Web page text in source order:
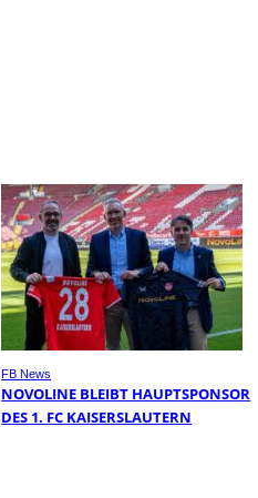
FB News
NOVOLINE BLEIBT HAUPTSPONSOR
DES 1. FC KAISERSLAUTERN